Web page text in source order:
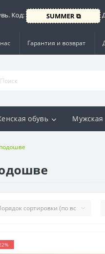
Код: SUMMER ⧉
Гарантия и возврат
обувь Мужская